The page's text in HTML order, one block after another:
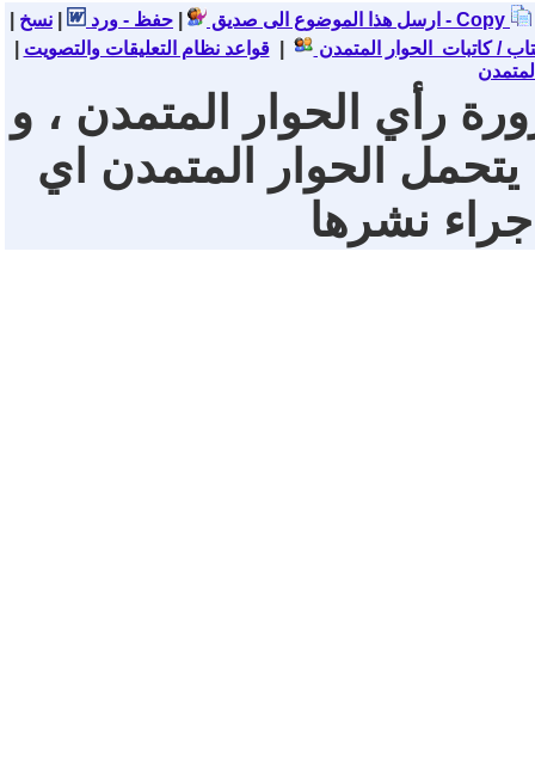
ارسل هذا الموضوع الى صديق حفظ - ورد نسخ - Copy
/ كاتبات الحوار المتمدن |قواعد نظام التعليقات والتصويت
رأي الحوار المتمدن ، و
يتحمل الحوار المتمدن اي
جراء نشرها